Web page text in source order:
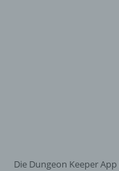
Die Dungeon Keeper